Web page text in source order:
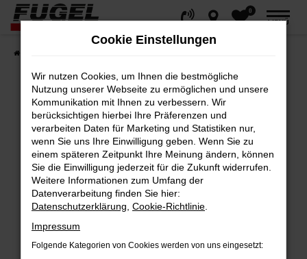
Zum
Hauptinhalt
springen
0
MENÜ
Fehler: Network Error
Beim Laden ist ein Fehler aufgetreten.
Hier sind ein paar Tipps, die dir helfen können:
Überprüfe deine Firewall und deine
Internetverbindung.
Laden andere Webseiten, zum Beispiel
deine Suchmaschine?
Cookie Einstellungen
Wir nutzen Cookies, um Ihnen die bestmögliche
Nutzung unserer Webseite zu ermöglichen und unsere
Kommunikation mit Ihnen zu verbessern. Wir
berücksichtigen hierbei Ihre Präferenzen und
verarbeiten Daten für Marketing und Statistiken nur,
wenn Sie uns Ihre Einwilligung geben. Wenn Sie zu
einem späteren Zeitpunkt Ihre Meinung ändern, können
Sie die Einwilligung jederzeit für die Zukunft widerrufen.
Weitere Informationen zum Umfang der
Datenverarbeitung finden Sie hier:
Datenschutzerklärung Cookie-Richtlinie
Impressum
Folgende Kategorien von Cookies werden von uns eingesetzt: